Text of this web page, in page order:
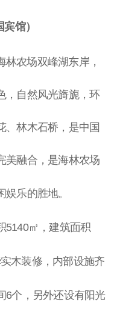
馆）
农场双峰湖东岸，
，自然风光旖旎，环
、林木石桥，是中国
美融合，是海林农场
乐的胜地。
5140㎡，建筑面积
木装修，内部设施齐
6个，另外还设有阳光